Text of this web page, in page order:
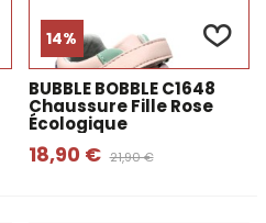
14%
BUBBLE BOBBLE C1648
Chaussure Fille Rose
Écologique
18,90 € 21,90 €